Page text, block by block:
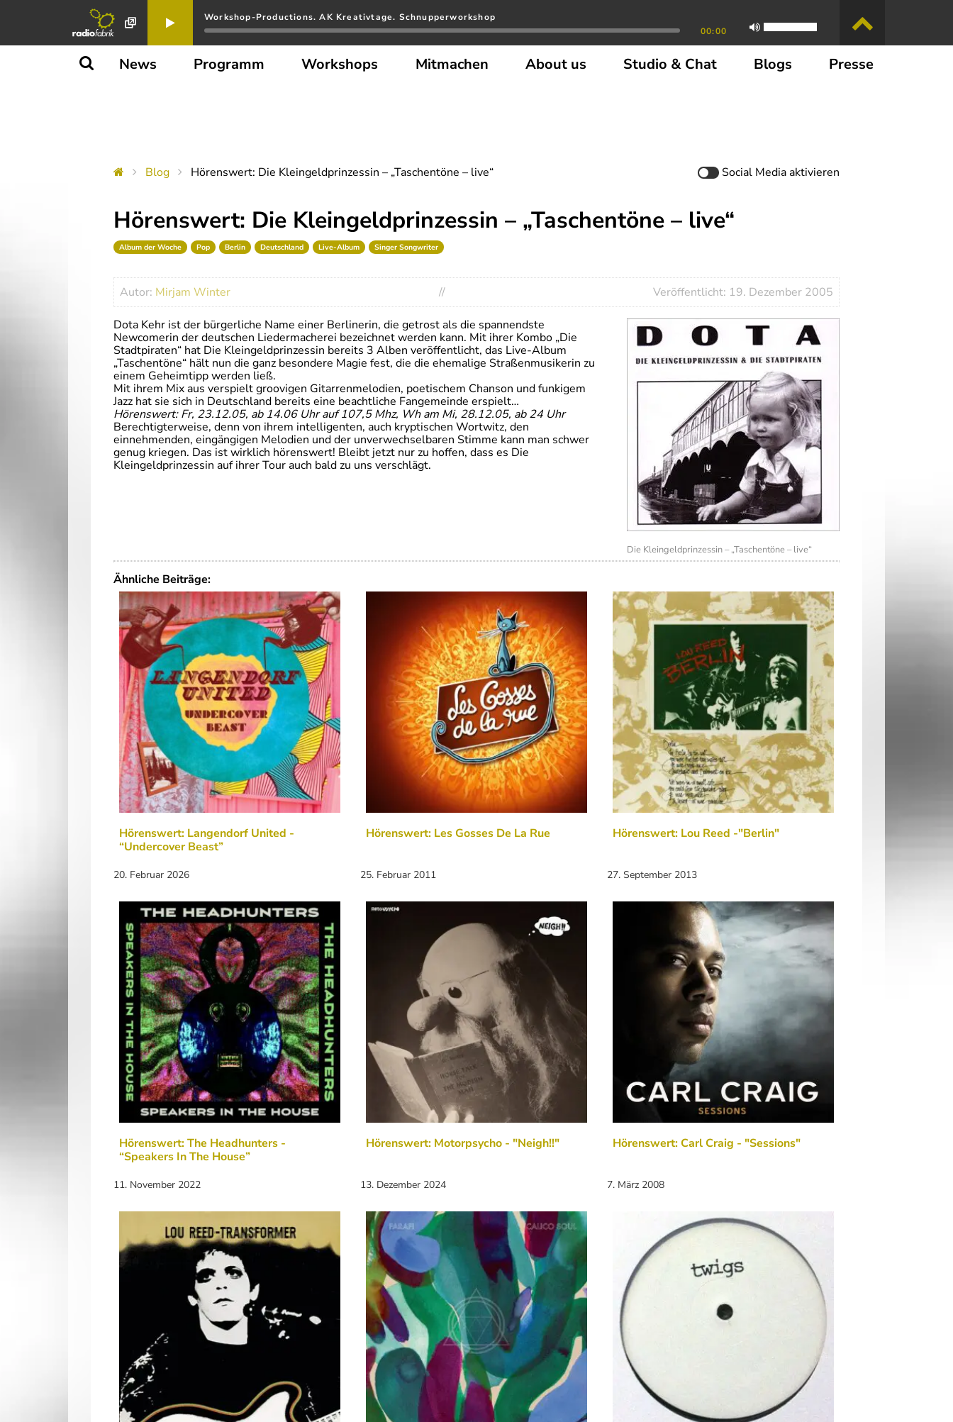
Workshop-Productions. AK Kreativtage. Schnupperworkshop
00:00
News Programm Workshops Mitmachen About us Studio & Chat Blogs Presse
Blog Hörenswert: Die Kleingeldprinzessin – „Taschentöne – live“ Social Mediaaktivieren
Hörenswert: Die Kleingeldprinzessin – „Taschentöne – live“
Album der Woche Pop Berlin Deutschland Live-Album Singer Songwriter
Autor: Mirjam Winter // Veröffentlicht: 19. Dezember 2005
Die Kleingeldprinzessin – „Taschentöne – live“
Dota Kehr ist der bürgerliche Name einer Berlinerin, die getrost als die spannendste
Newcomerin der deutschen Liedermacherei bezeichnet werden kann. Mit ihrer Kombo „Die
Stadtpiraten“ hat Die Kleingeldprinzessin bereits 3 Alben veröffentlicht, das Live-Album
„Taschentöne“ hält nun die ganz besondere Magie fest, die die ehemalige Straßenmusikerin zu
einem Geheimtipp werden ließ.
Mit ihrem Mix aus verspielt groovigen Gitarrenmelodien, poetischem Chanson und funkigem
Jazz hat sie sich in Deutschland bereits eine beachtliche Fangemeinde erspielt…
Hörenswert: Fr, 23.12.05, ab 14.06 Uhr auf 107,5 Mhz, Wh am Mi, 28.12.05, ab 24 Uhr
Berechtigterweise, denn von ihrem intelligenten, auch kryptischen Wortwitz, den
einnehmenden, eingängigen Melodien und der unverwechselbaren Stimme kann man schwer
genug kriegen. Das ist wirklich hörenswert! Bleibt jetzt nur zu hoffen, dass es Die
Kleingeldprinzessin auf ihrer Tour auch bald zu uns verschlägt.
Ähnliche Beiträge:
Hörenswert: Langendorf United -
“Undercover Beast”
20. Februar 2026
Hörenswert: Les Gosses De La Rue
25. Februar 2011
Hörenswert: Lou Reed -"Berlin"
27. September 2013
Hörenswert: The Headhunters -
“Speakers In The House”
11. November 2022
Hörenswert: Motorpsycho - "Neigh!!"
13. Dezember 2024
Hörenswert: Carl Craig - "Sessions"
7. März 2008